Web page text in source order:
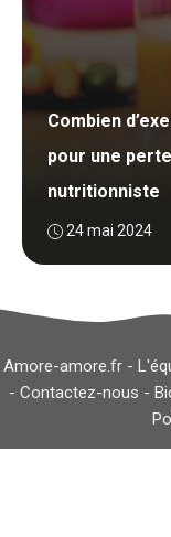
Combien
pour une
nutritionniste
24 mai 2024
Amore-amore.fr -
- Contactez-nous -